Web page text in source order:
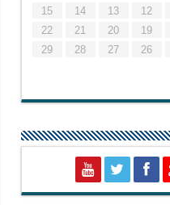
12
13
14
15
19
20
21
22
26
27
28
29